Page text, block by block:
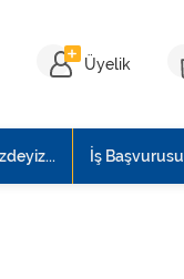
Üyelik
İş Başvurusu